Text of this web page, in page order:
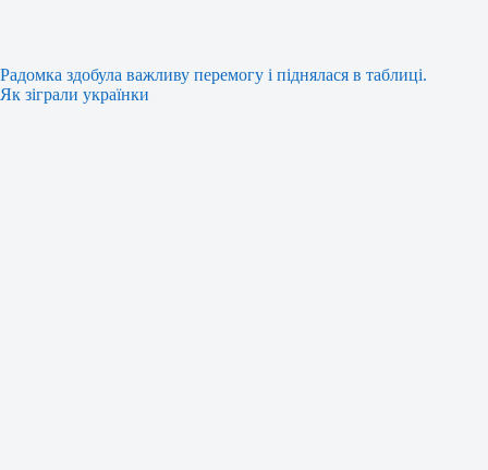
Радомка здобула важливу перемогу і піднялася в таблиці.
Як зіграли українки